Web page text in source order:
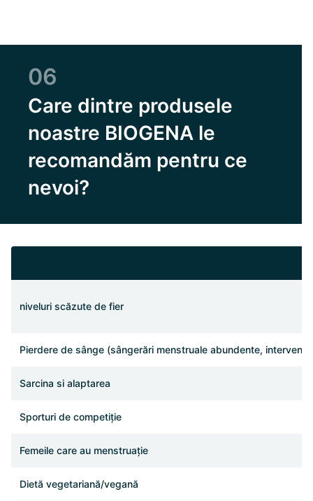
06
Care dintre produsele
noastre BIOGENA le
recomandăm pentru ce
nevoi?
niveluri scăzute de fier
Pierdere de sânge (sângerări menstruale abundente,
Sarcina si alaptarea
Sporturi de competiție
Femeile care au menstruație
Dietă vegetariană/vegană